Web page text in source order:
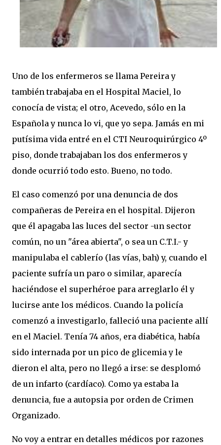
Uno de los enfermeros se llama Pereira y
también trabajaba en el Hospital Maciel, lo
conocía de vista; el otro, Acevedo, sólo en la
Española y nunca lo vi, que yo sepa. Jamás en mi
putísima vida entré en el CTI Neuroquirúrgico 4º
piso, donde trabajaban los dos enfermeros y
donde ocurrió todo esto. Bueno, no todo.
El caso comenzó por una denuncia de dos
compañeras de Pereira en el hospital. Dijeron
que él apagaba las luces del sector -un sector
común, no un "área abierta", o sea un C.T.I.- y
manipulaba el cablerío (las vías, bah) y, cuando el
paciente sufría un paro o similar, aparecía
haciéndose el superhéroe para arreglarlo él y
lucirse ante los médicos. Cuando la policía
comenzó a investigarlo, falleció una paciente allí
en el Maciel. Tenía 74 años, era diabética, había
sido internada por un pico de glicemia y le
dieron el alta, pero no llegó a irse: se desplomó
de un infarto (cardíaco). Como ya estaba la
denuncia, fue a autopsia por orden de Crimen
Organizado.
No voy a entrar en detalles médicos por razones